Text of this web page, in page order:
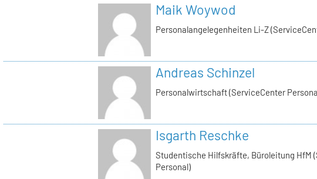
Maik Woywod
Personalangelegenheiten Li-Z
Andreas Schinzel
Personalwirtschaft (ServiceCenter
Isgarth Reschke
Studentische Hilfskräfte, Büroleitung HfM
Personal)